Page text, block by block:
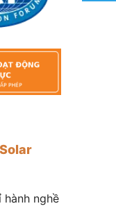
hành nghề